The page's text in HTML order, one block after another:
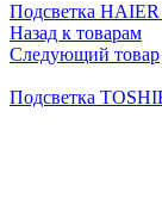
Подсветка
Назад к товарам
Следующий товар
Подсветка